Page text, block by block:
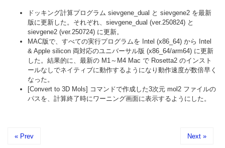
ドッキング計算プログラム sievgene_dual と sievgene2 を最新
版に更新した。それぞれ、sievgene_dual (ver.250824) と
sievgene2 (ver.250724) に更新。
MAC版で、すべての実行プログラムを Intel (x86_64) から Intel
& Apple silicon 両対応のユニバーサル版 (x86_64/arm64) に更新
した。結果的に、最新の M1～M4 Mac で Rosetta2 のインスト
ールなしでネイティブに動作するようになり動作速度が数倍早く
なった。
[Convert to 3D Mols] コマンドで作成した3次元 mol2 ファイルの
パスを、計算終了時にワーニング画面に表示するようにした。
« Prev Next »